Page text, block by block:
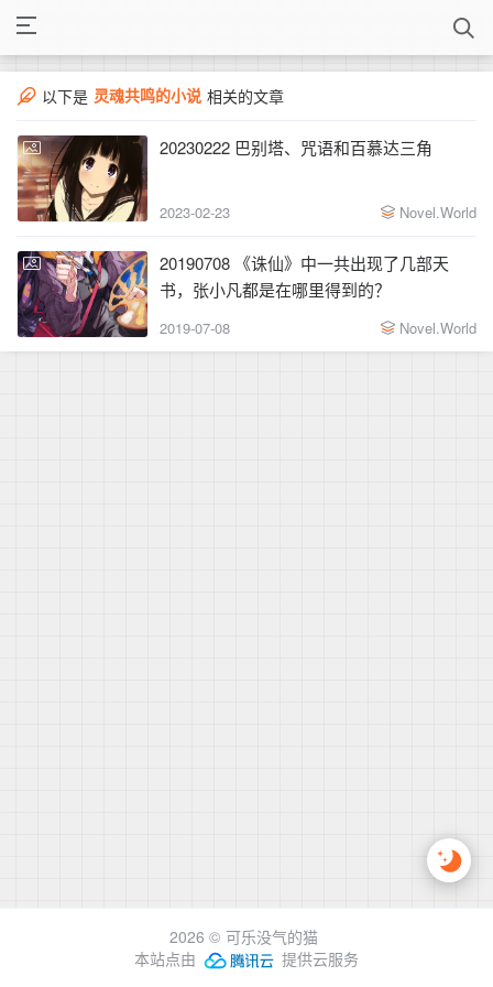
以下是 灵魂共鸣的小说 相关的文章
20230222 巴别塔、咒语和百慕达三角
2023-02-23 Novel.World
20190708 《诛仙》中一共出现了几部天
书，张小凡都是在哪里得到的？
2019-07-08 Novel.World
2026 © 可乐没气的猫
本站点由
提供云服务